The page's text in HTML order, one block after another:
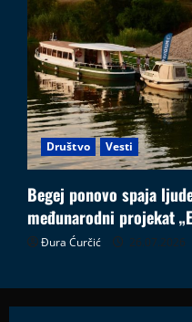
Društvo Vesti
Begej ponovo spaja
međunarodni projekat
Đura Ćurčić 26.07.2026